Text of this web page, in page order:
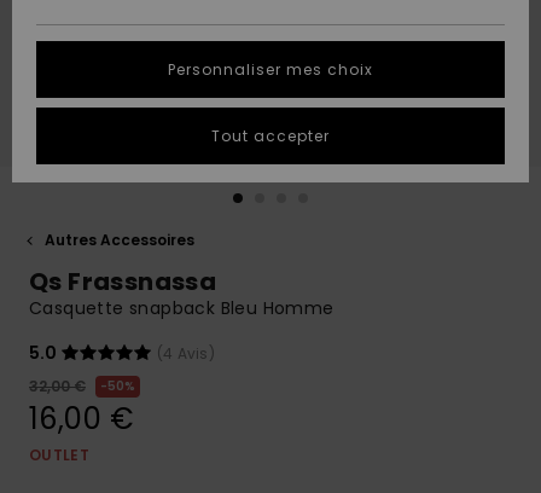
A
Découvrir
A
Découvrir
tailles
conversation
obtenir la
plus rapide
à votre
Démarrer
QUIKSILVER
Autres Accessoires
Qs Frassnassa
Casquette snapback Bleu Homme
5.0
(4 Avis)
32,00 €
50%
16,00 €
OUTLET
Personnaliser mes choix
Tout accepter